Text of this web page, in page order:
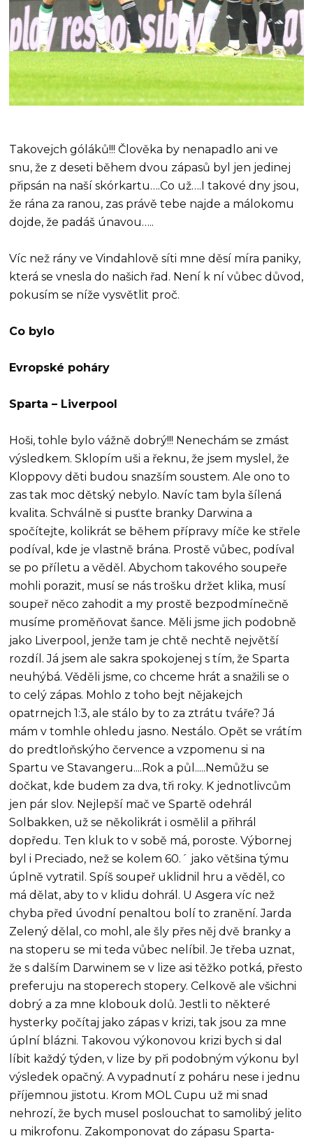
Takovejch góláků!!! Člověka by nenapadlo ani ve
snu, že z deseti během dvou zápasů byl jen jedinej
připsán na naší skórkartu….Co už….I takové dny jsou,
že rána za ranou, zas právě tebe najde a málokomu
dojde, že padáš únavou…..
Víc než rány ve Vindahlově síti mne děsí míra paniky,
která se vnesla do našich řad. Není k ní vůbec důvod,
pokusím se níže vysvětlit proč.
Co bylo
Evropské poháry
Sparta – Liverpool
Hoši, tohle bylo vážně dobrý!!! Nenechám se zmást
výsledkem. Sklopím uši a řeknu, že jsem myslel, že
Kloppovy děti budou snazším soustem. Ale ono to
zas tak moc dětský nebylo. Navíc tam byla šílená
kvalita. Schválně si pusťte branky Darwina a
spočítejte, kolikrát se během přípravy míče ke střele
podíval, kde je vlastně brána. Prostě vůbec, podíval
se po příletu a věděl. Abychom takového soupeře
mohli porazit, musí se nás trošku držet klika, musí
soupeř něco zahodit a my prostě bezpodmínečně
musíme proměňovat šance. Měli jsme jich podobně
jako Liverpool, jenže tam je chtě nechtě největší
rozdíl. Já jsem ale sakra spokojenej s tím, že Sparta
neuhýbá. Věděli jsme, co chceme hrát a snažili se o
to celý zápas. Mohlo z toho bejt nějakejch
opatrnejch 1:3, ale stálo by to za ztrátu tváře? Já
mám v tomhle ohledu jasno. Nestálo. Opět se vrátím
do predtloňskýho července a vzpomenu si na
Spartu ve Stavangeru....Rok a půl.....Nemůžu se
dočkat, kde budem za dva, tři roky. K jednotlivcům
jen pár slov. Nejlepší mač ve Spartě odehrál
Solbakken, už se několikrát i osmělil a přihrál
dopředu. Ten kluk to v sobě má, poroste. Výbornej
byl i Preciado, než se kolem 60.´ jako většina týmu
úplně vytratil. Spíš soupeř uklidnil hru a věděl, co
má dělat, aby to v klidu dohrál. U Asgera víc než
chyba před úvodní penaltou bolí to zranění. Jarda
Zelený dělal, co mohl, ale šly přes něj dvě branky a
na stoperu se mi teda vůbec nelíbil. Je třeba uznat,
že s dalším Darwinem se v lize asi těžko potká, přesto
preferuju na stoperech stopery. Celkově ale všichni
dobrý a za mne klobouk dolů. Jestli to některé
hysterky počítaj jako zápas v krizi, tak jsou za mne
úplní blázni. Takovou výkonovou krizi bych si dal
líbit každý týden, v lize by při podobným výkonu byl
výsledek opačný. A vypadnutí z poháru nese i jednu
příjemnou jistotu. Krom MOL Cupu už mi snad
nehrozí, že bych musel poslouchat to samolibý jelito
u mikrofonu. Zakomponovat do zápasu Sparta-